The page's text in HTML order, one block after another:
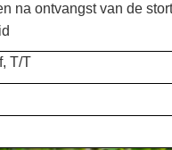
na ontvangst van de
T/T